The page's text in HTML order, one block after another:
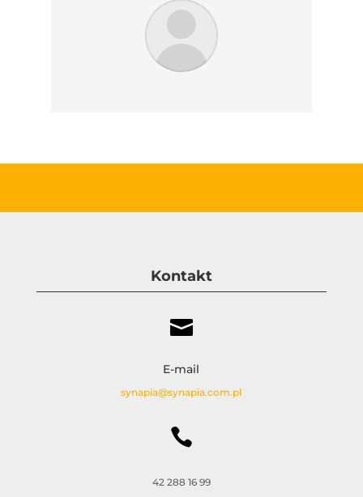
Kontakt

E-mail
synapia@synapia.com.pl

42 288 16 99